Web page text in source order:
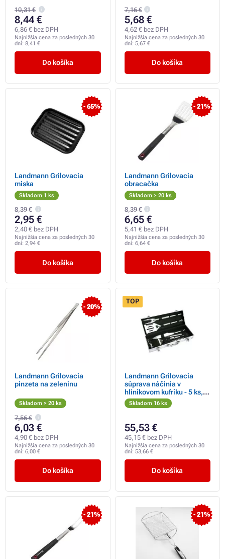
10,31 €
8,44 €
6,86 € bez DPH
Najnižšia cena za posledných 30
dní: 8,41 €
Do košíka
7,16 €
5,68 €
4,62 € bez DPH
Najnižšia cena za posledných 30
dní: 5,67 €
Do košíka
- 65%
Landmann Grilovacia
miska
Skladom 1 ks
8,39 €
2,95 €
2,40 € bez DPH
Najnižšia cena za posledných 30
dní: 2,94 €
Do košíka
- 21%
Landmann Grilovacia
obracačka
Skladom > 20 ks
8,39 €
6,65 €
5,41 € bez DPH
Najnižšia cena za posledných 30
dní: 6,64 €
Do košíka
- 20%
Landmann Grilovacia
pinzeta na zeleninu
Skladom > 20 ks
7,56 €
6,03 €
4,90 € bez DPH
Najnižšia cena za posledných 30
dní: 6,00 €
Do košíka
TOP
Landmann Grilovacia
súprava náčinia v
hliníkovom kufríku - 5 ks,
nerez,
Skladom 16 ks
55,53 €
45,15 € bez DPH
Najnižšia cena za posledných 30
dní: 53,66 €
Do košíka
- 21% - 21%